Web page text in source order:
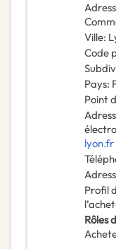
Ville:
Code
Pays:
Point
lyon.fr
Profil
Rôles